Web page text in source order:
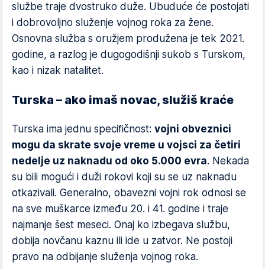
službe traje dvostruko duže. Ubuduće će postojati
i dobrovoljno služenje vojnog roka za žene.
Osnovna služba s oružjem produžena je tek 2021.
godine, a razlog je dugogodišnji sukob s Turskom,
kao i nizak natalitet.
Turska – ako imaš novac, služiš kraće
Turska ima jednu specifičnost: vojni obveznici
mogu da skrate svoje vreme u vojsci za četiri
nedelje uz naknadu od oko 5.000 evra. Nekada
su bili mogući i duži rokovi koji su se uz naknadu
otkazivali. Generalno, obavezni vojni rok odnosi se
na sve muškarce između 20. i 41. godine i traje
najmanje šest meseci. Onaj ko izbegava službu,
dobija novčanu kaznu ili ide u zatvor. Ne postoji
pravo na odbijanje služenja vojnog roka.